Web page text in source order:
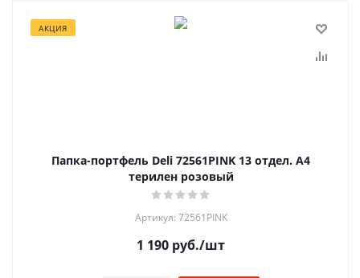
АКЦИЯ
Папка-портфель Deli 72561PINK 13 отдел. A4
терилен розовый
Артикул: 72561PINK
1 190 руб./шт